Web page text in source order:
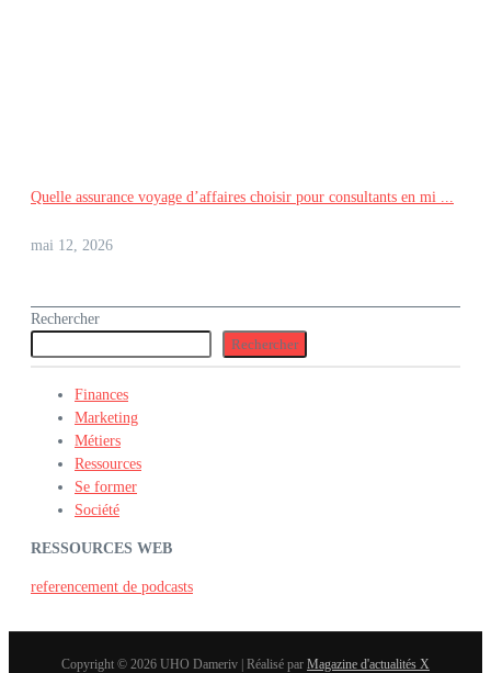
Quelle assurance voyage d’affaires choisir pour consultants en mi ...
mai 12, 2026
Rechercher
Rechercher
Finances
Marketing
Métiers
Ressources
Se former
Société
RESSOURCES WEB
referencement de podcasts
Copyright © 2026 UHO Dameriv | Réalisé par Magazine d'actualités X